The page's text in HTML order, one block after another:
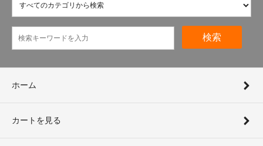
検索
ホーム
カートを見る